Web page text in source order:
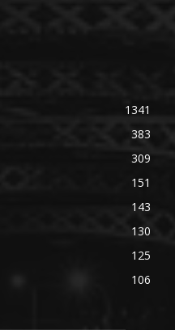
1341
383
309
151
143
130
125
106